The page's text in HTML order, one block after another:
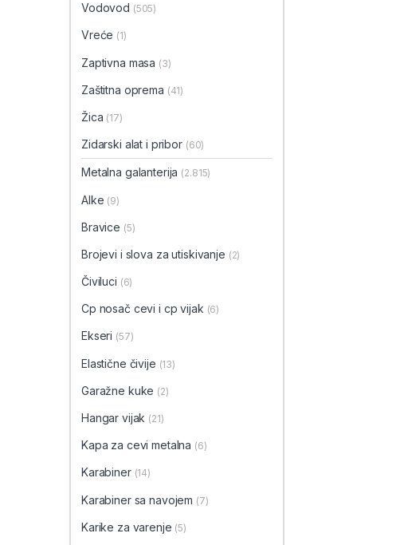
Vodovod (505)
Vreće (1)
Zaptivna masa (3)
Zaštitna oprema (41)
Žica (17)
Zidarski alat i pribor (60)
Metalna galanterija (2.815)
Alke (9)
Bravice (5)
Brojevi i slova za utiskivanje (2)
Čiviluci (6)
Cp nosač cevi i cp vijak (6)
Ekseri (57)
Elastične čivije (13)
Garažne kuke (2)
Hangar vijak (21)
Kapa za cevi metalna (6)
Karabiner (14)
Karabiner sa navojem (7)
Karike za varenje (5)